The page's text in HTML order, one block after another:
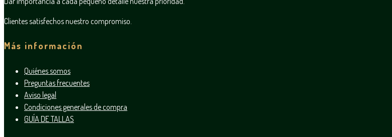
Clientes satisfechos nuestro compromiso.
Más información
Quiénes somos
Preguntas frecuentes
Aviso legal
Condiciones generales de compra
GUÍA DE TALLAS